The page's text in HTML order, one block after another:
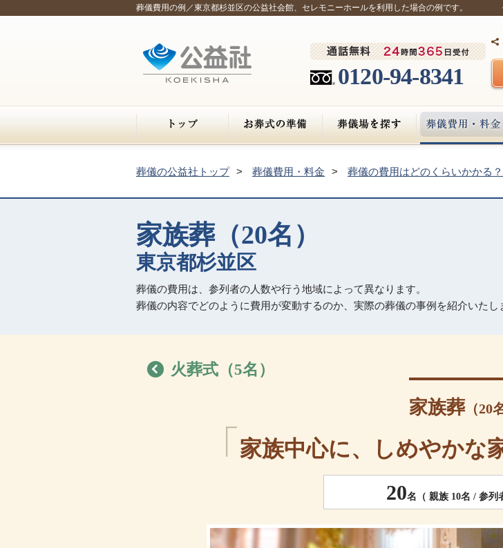
葬儀費用の例／東京都杉並区の公益社会館、セレモニーホールを利用した場合の例です。
0120-94-8341
葬儀の公益社トップ 葬儀費用・料金 葬儀の費用はどのくらいかかる
家族葬（20名）
東京都杉並区
葬儀の費用は、参列者の人数や行う地域によって異なります。
葬儀の内容でどのように費用が変動するのか、実際の葬儀の事例を紹介いたし
火葬式（5名）
家族葬（20
家族中心に、しめやかな
20名（ 親族 10名 / 参列